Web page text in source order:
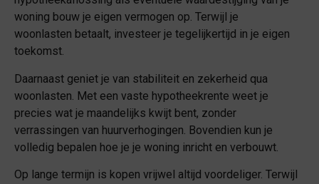
woning bouw je eigen vermogen op. Terwijl je
woonlasten betaalt, investeer je tegelijkertijd in je eigen
toekomst.
Daarnaast geniet je van stabiliteit en zekerheid qua
woonlasten. Met een vaste hypotheekrente weet je
precies wat je maandelijks kwijt bent, zonder
verrassingen van huurverhogingen. Bovendien kun je
volledig bepalen hoe je je woning inricht en verbouwt.
Op lange termijn is kopen vrijwel altijd voordeliger. Terwijl